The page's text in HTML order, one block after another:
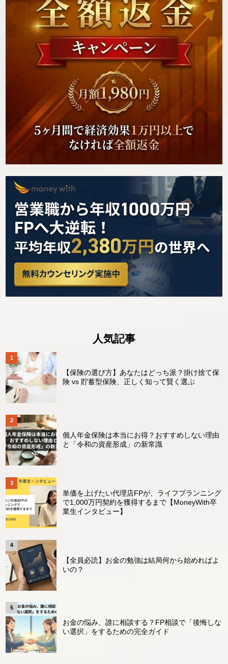
人気記事
【保険の選び方】あなたはどっち派？掛け捨て保
険 vs 貯蓄型保険、正しく知って賢く選ぶ
個人年金保険は本当にお得？おすすめしない理由
と「令和の資産形成」の新常識
単価を上げたい代理店FPが、ライフプランニング
で1,000万円契約を獲得するまで【MoneyWith卒
業生インタビュー】
【全員必読】お金の勉強は結局何から始めればよ
いの？
お金の悩み、誰に相談する？FP相談で「後悔しな
い選択」をするための完全ガイド